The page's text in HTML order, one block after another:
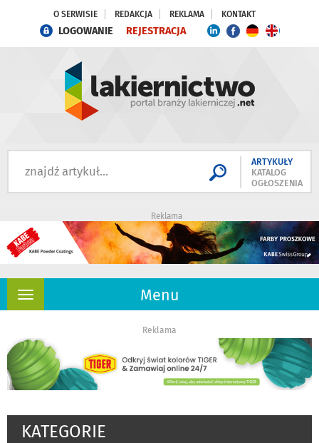
O SERWISIE REDAKCJA REKLAMA KONTAKT
LOGOWANIE REJESTRACJA
ARTYKUŁY
KATALOG
OGŁOSZENIA
Reklama
Menu
Rozwiń
Reklama
KATEGORIE